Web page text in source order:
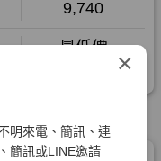
×
明來電、簡訊、連
簡訊或LINE邀請